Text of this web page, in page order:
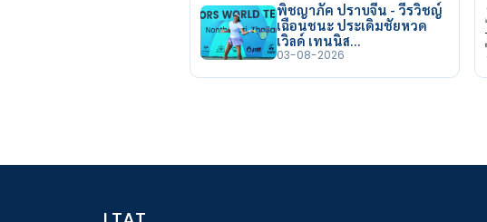
พิชญาภัค ปราบจีน - วีรวิชญ์
เฉือนชนะ ประเดิมชัยหวด
เวิลด์ เทนนิส…
03-08-2026